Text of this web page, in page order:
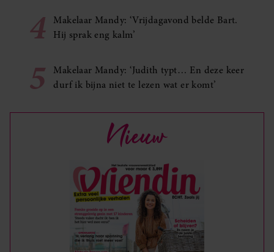
4
Makelaar Mandy: ‘Vrijdagavond belde Bart.
Hij sprak eng kalm’
5
Makelaar Mandy: ‘Judith typt… En deze keer
durf ik bijna niet te lezen wat er komt’
Nieuw